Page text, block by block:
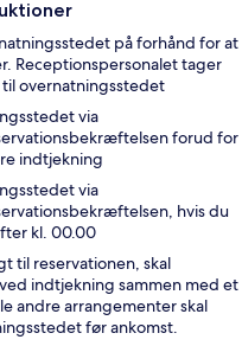
på forhånd for at
Receptionspersonalet tager
overnatningsstedet
via
forud for
indtjekning
via
hvis du
kl. 00.00
til reservationen, skal
indtjekning sammen med et
andre arrangementer skal
før ankomst.